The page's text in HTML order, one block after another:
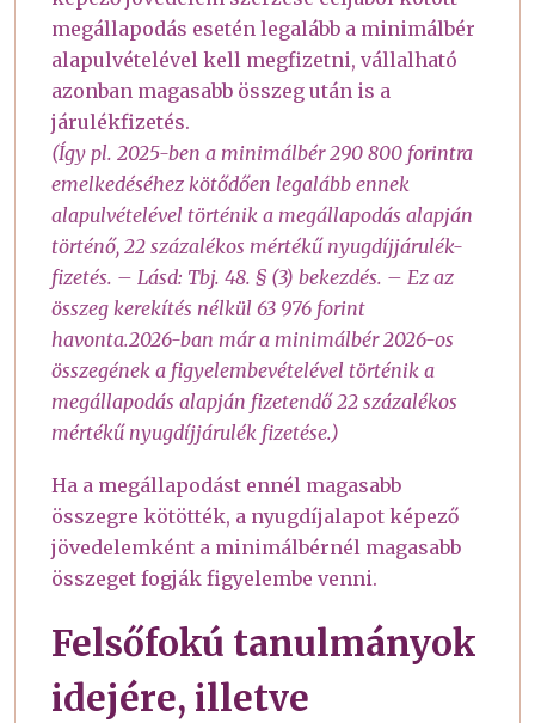
megállapodás esetén legalább a minimálbér
alapulvételével kell megfizetni, vállalható
azonban magasabb összeg után is a
járulékfizetés.
(Így pl. 2025-ben a minimálbér 290 800 forintra
emelkedéséhez kötődően legalább ennek
alapulvételével történik a megállapodás alapján
történő, 22 százalékos mértékű nyugdíjjárulék-
fizetés. – Lásd: Tbj. 48. § (3) bekezdés. – Ez az
összeg kerekítés nélkül 63 976 forint
havonta.2026-ban már a minimálbér 2026-os
összegének a figyelembevételével történik a
megállapodás alapján fizetendő 22 százalékos
mértékű nyugdíjjárulék fizetése.)
Ha a megállapodást ennél magasabb
összegre kötötték, a nyugdíjalapot képező
jövedelemként a minimálbérnél magasabb
összeget fogják figyelembe venni.
Felsőfokú tanulmányok
idejére, illetve